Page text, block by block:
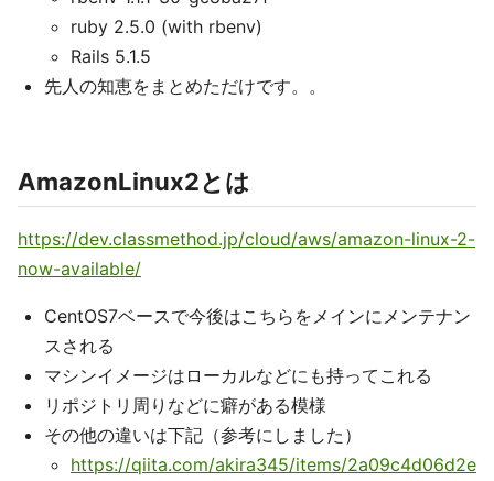
ruby 2.5.0 (with rbenv)
Rails 5.1.5
先人の知恵をまとめただけです。。
AmazonLinux2とは
https://dev.classmethod.jp/cloud/aws/amazon-linux-2-
now-available/
CentOS7ベースで今後はこちらをメインにメンテナン
スされる
マシンイメージはローカルなどにも持ってこれる
リポジトリ周りなどに癖がある模様
その他の違いは下記（参考にしました）
https://qiita.com/akira345/items/2a09c4d06d2e